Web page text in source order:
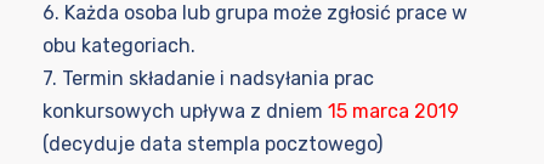
6. Każda osoba lub grupa może zgłosić prace w
obu kategoriach.
7. Termin składanie i nadsyłania prac
konkursowych upływa z dniem 15 marca 2019
(decyduje data stempla pocztowego)